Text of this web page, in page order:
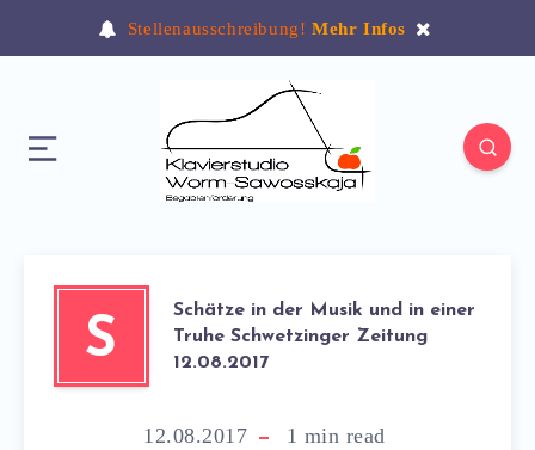
Stellenausschreibung!Mehr Infos
S
Schätze in der Musik und in einer
Truhe Schwetzinger Zeitung
12.08.2017
12.08.2017 1 min read